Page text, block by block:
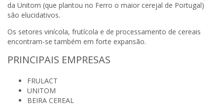
da Unitom (que plantou no Ferro o maior cerejal de Portugal)
são elucidativos.
Os setores vinícola, frutícola e de processamento de cereais
encontram-se também em forte expansão.
PRINCIPAIS EMPRESAS
FRULACT
UNITOM
BEIRA CEREAL